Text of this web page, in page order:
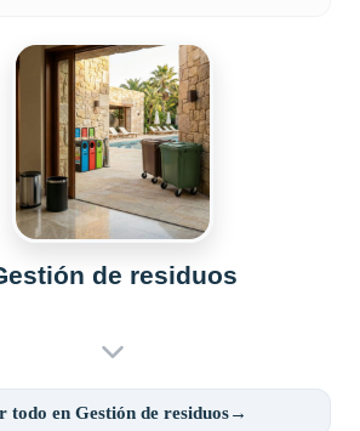
de residuos
todo en Gestión de residuos→